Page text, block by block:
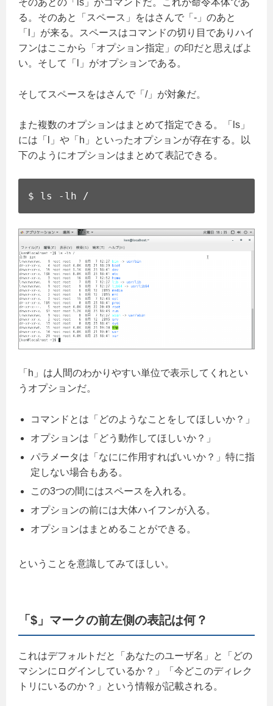
そのあとの「ls」がコマンドだ。これが命令本体であ
る。そのあと「スペース」をはさんで「-」のあと
「l」が来る。スペースはコマンドの切り目でありハイ
フンはここから「オプション指定」の印だと思えばよ
い。そして「l」がオプションである。
そしてスペースをはさんで「/」が対象だ。
また複数のオプションはまとめて指定できる。「ls」
には「l」や「h」といったオプションが存在する。以
下のようにオプションはまとめて表記できる。
$ ls -lh /
「h」は人間のわかりやすい単位で表示してくれとい
うオプションだ。
コマンドとは「どのようなことをしてほしいか？」
オプションは「どう動作してほしいか？」
パラメータは「なにに作用すればいいか？」特に指
定しない場合もある。
この3つの間にはスペースを入れる。
オプションの前には大体ハイフンが入る。
オプションはまとめることができる。
ということを意識してみてほしい。
「$」マークの前左側の表記は何？
これはデフォルトだと「あなたのユーザ名」と「どの
マシンにログインしているか？」「今どこのディレク
トリにいるのか？」という情報が記載される。